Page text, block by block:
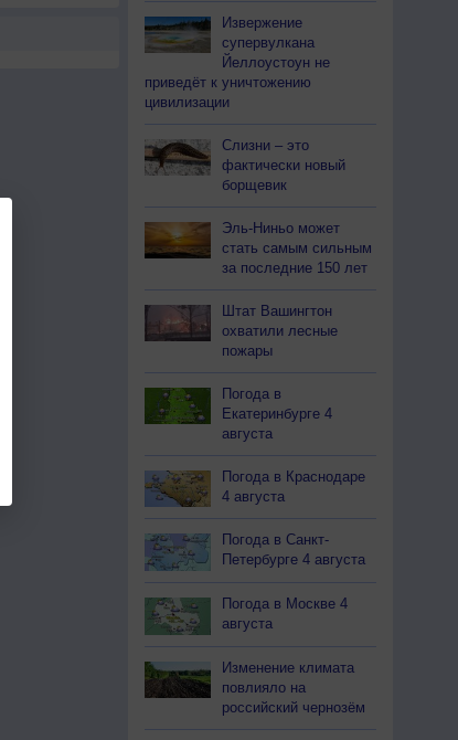
Извержение
супервулкана
Йеллоустоун не
приведёт к уничтожению
цивилизации
Слизни – это
фактически новый
борщевик
Эль-Ниньо может
стать самым сильным
за последние 150 лет
Штат Вашингтон
охватили лесные
пожары
Погода в
Екатеринбурге 4
августа
Погода в Краснодаре
4 августа
Погода в Санкт-
Петербурге 4 августа
Погода в Москве 4
августа
Изменение климата
повлияло на
российский чернозём